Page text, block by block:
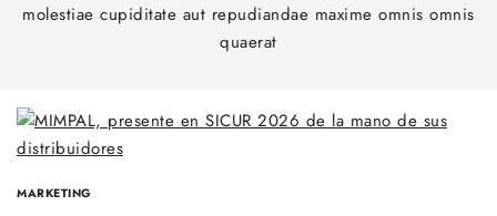
molestiae cupiditate aut repudiandae maxime omnis omnis
quaerat
MARKETING